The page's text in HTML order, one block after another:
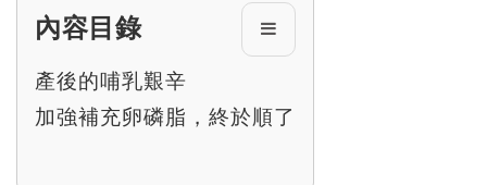
內容目錄
產後的哺乳艱辛
加強補充卵磷脂，終於順了